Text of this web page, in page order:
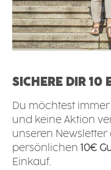
SICHERE DIR 10
Du möchtest
und keine Aktion
unseren
persönlichen
10€
Einkauf.